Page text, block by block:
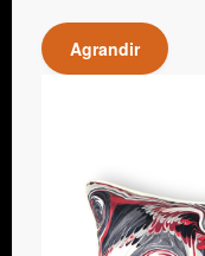
Agrandir